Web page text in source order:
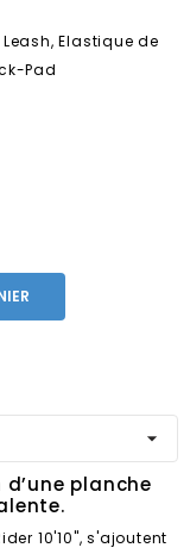
Elastique de
Pad
planche
10'10", s'ajoutent